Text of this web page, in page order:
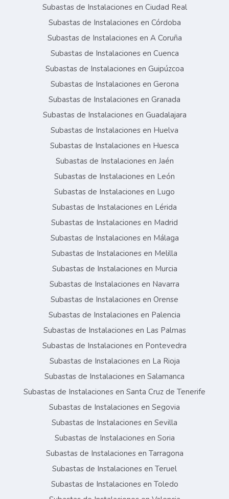
Subastas de Instalaciones en Ciudad Real
Subastas de Instalaciones en Córdoba
Subastas de Instalaciones en A Coruña
Subastas de Instalaciones en Cuenca
Subastas de Instalaciones en Guipúzcoa
Subastas de Instalaciones en Gerona
Subastas de Instalaciones en Granada
Subastas de Instalaciones en Guadalajara
Subastas de Instalaciones en Huelva
Subastas de Instalaciones en Huesca
Subastas de Instalaciones en Jaén
Subastas de Instalaciones en León
Subastas de Instalaciones en Lugo
Subastas de Instalaciones en Lérida
Subastas de Instalaciones en Madrid
Subastas de Instalaciones en Málaga
Subastas de Instalaciones en Melilla
Subastas de Instalaciones en Murcia
Subastas de Instalaciones en Navarra
Subastas de Instalaciones en Orense
Subastas de Instalaciones en Palencia
Subastas de Instalaciones en Las Palmas
Subastas de Instalaciones en Pontevedra
Subastas de Instalaciones en La Rioja
Subastas de Instalaciones en Salamanca
Subastas de Instalaciones en Santa Cruz de Tenerife
Subastas de Instalaciones en Segovia
Subastas de Instalaciones en Sevilla
Subastas de Instalaciones en Soria
Subastas de Instalaciones en Tarragona
Subastas de Instalaciones en Teruel
Subastas de Instalaciones en Toledo